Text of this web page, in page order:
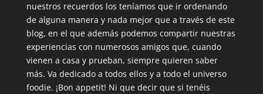
nuestros recuerdos los teníamos que ir ordenando
de alguna manera y nada mejor que a través de este
blog, en el que además podemos compartir nuestras
experiencias con numerosos amigos que, cuando
vienen a casa y prueban, siempre quieren saber
más. Va dedicado a todos ellos y a todo el universo
foodie. ¡Bon appetit! Ni que decir que si tenéis